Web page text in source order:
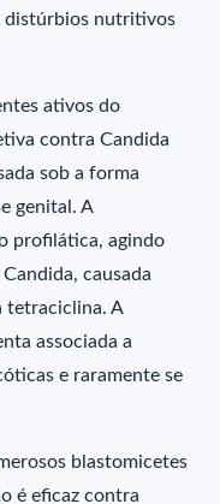
distúrbios nutritivos
ativos do
contra Candida
sob a forma
genital. A
profilática, agindo
causada
tetraciclina. A
associada a
e raramente se
blastomicetes
é eficaz contra